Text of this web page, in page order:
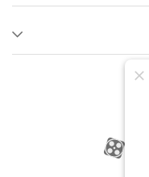
کانال آپارات
کانال آپارات